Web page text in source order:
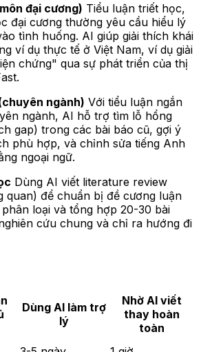
đại cương) Tiểu luận triết học,
đại cương thường yêu cầu hiểu lý
tình huống. AI giúp giải thích khái
ví dụ thực tế ở Việt Nam, ví dụ giải
chứng" qua sự phát triển của thị
ngành) Với tiểu luận ngắn
ngành, AI hỗ trợ tìm lỗ hổng
gap) trong các bài báo cũ, gợi ý
phù hợp, và chỉnh sửa tiếng Anh
ngoại ngữ.
Dùng AI viết literature review
quan) để chuẩn bị đề cương luận
loại và tổng hợp 20-30 bài
cứu chung và chỉ ra hướng đi
Dùng AI làm trợ
lý
Nhờ AI viết
thay hoàn
toàn